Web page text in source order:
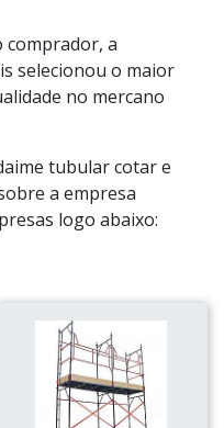
comprador, a
selecionou o maior
no mercano
tubular cotar e
a empresa
logo abaixo: